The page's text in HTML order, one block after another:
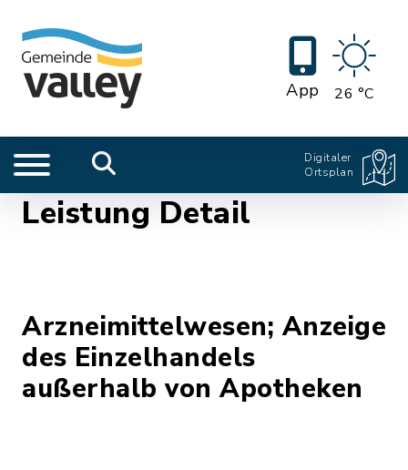
App 26 °C
Digitaler
Ortsplan
Leistung Detail
Arzneimittelwesen; Anzeige
des Einzelhandels
außerhalb von Apotheken